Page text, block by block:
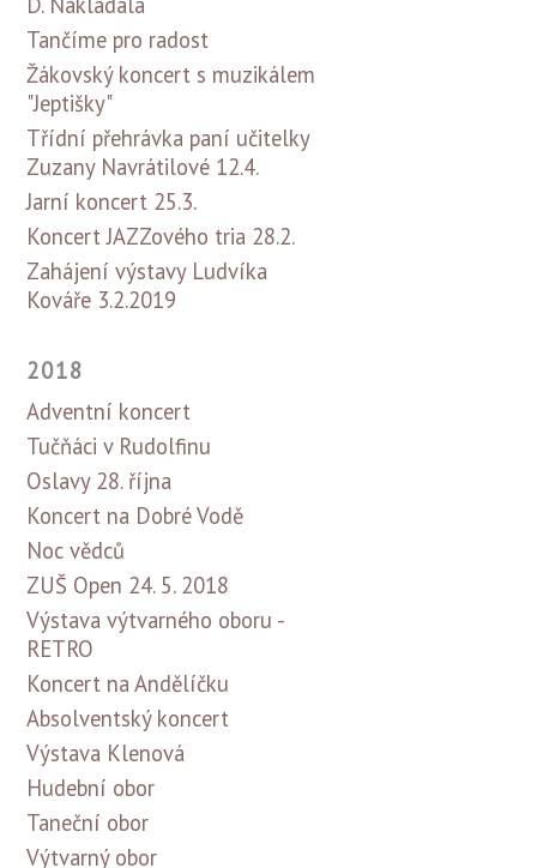
Tančíme pro radost
Žákovský koncert s muzikálem
"Jeptišky"
Třídní přehrávka paní učitelky
Zuzany Navrátilové 12.4.
Jarní koncert 25.3.
Koncert JAZZového tria 28.2.
Zahájení výstavy Ludvíka
Kováře 3.2.2019
2018
Adventní koncert
Tučňáci v Rudolfinu
Oslavy 28. října
Koncert na Dobré Vodě
Noc vědců
ZUŠ Open 24. 5. 2018
Výstava výtvarného oboru -
RETRO
Koncert na Andělíčku
Absolventský koncert
Výstava Klenová
Hudební obor
Taneční obor
Výtvarný obor